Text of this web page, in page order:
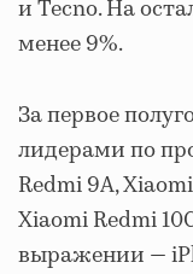
и Tecno. На
менее 9%.
За первое
лидерами по
Redmi 9A,
Xiaomi Redmi
выражении —